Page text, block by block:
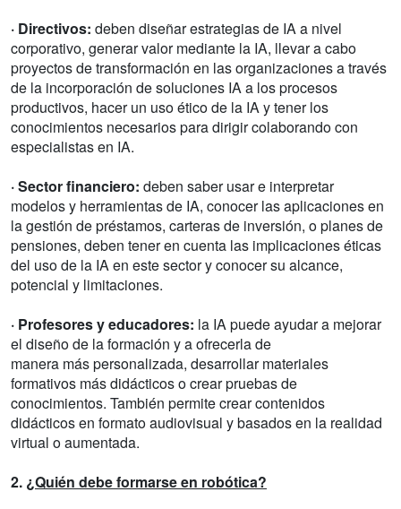
· Directivos: deben diseñar estrategias de IA a nivel
corporativo, generar valor mediante la IA, llevar a cabo
proyectos de transformación en las organizaciones a través
de la incorporación de soluciones IA a los procesos
productivos, hacer un uso ético de la IA y tener los
conocimientos necesarios para dirigir colaborando con
especialistas en IA.
· Sector financiero: deben saber usar e interpretar
modelos y herramientas de IA, conocer las aplicaciones en
la gestión de préstamos, carteras de inversión, o planes de
pensiones, deben tener en cuenta las implicaciones éticas
del uso de la IA en este sector y conocer su alcance,
potencial y limitaciones.
· Profesores y educadores: la IA puede ayudar a mejorar
el diseño de la formación y a ofrecerla de
manera más personalizada, desarrollar materiales
formativos más didácticos o crear pruebas de
conocimientos. También permite crear contenidos
didácticos en formato audiovisual y basados en la realidad
virtual o aumentada.
2. ¿Quién debe formarse en robótica?